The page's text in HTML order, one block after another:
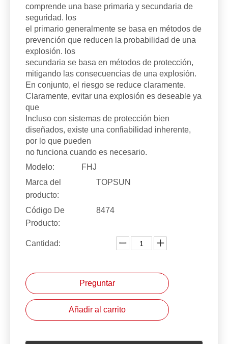
comprende una base primaria y secundaria de
seguridad. los
el primario generalmente se basa en métodos de
prevención que reducen la probabilidad de una
explosión. los
secundaria se basa en métodos de protección,
mitigando las consecuencias de una explosión.
En conjunto, el riesgo se reduce claramente.
Claramente, evitar una explosión es deseable ya
que
Incluso con sistemas de protección bien
diseñados, existe una confiabilidad inherente,
por lo que pueden
no funciona cuando es necesario.
Modelo:
FHJ
Marca del
producto:
TOPSUN
Código De
Producto:
8474
Cantidad:
Preguntar
Añadir al carrito